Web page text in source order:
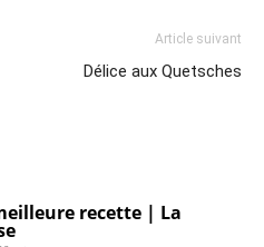
Article suivant
Délice aux Quetsches
recette | La